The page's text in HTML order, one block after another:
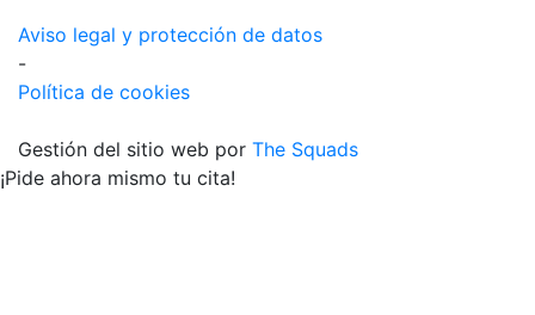
Aviso legal y protección de datos
-
Política de cookies
Gestión del sitio web por The Squads
¡Pide ahora mismo tu cita!